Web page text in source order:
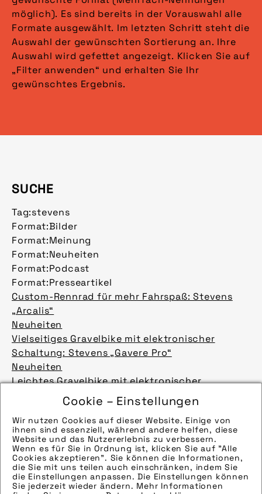
Cookie – Einstellungen
Wir nutzen Cookies auf dieser Website. Einige von
ihnen sind essenziell, während andere helfen, diese
Website und das Nutzererlebnis zu verbessern.
Wenn es für Sie in Ordnung ist, klicken Sie auf "Alle
Cookies akzeptieren". Sie können die Informationen,
die Sie mit uns teilen auch einschränken, indem Sie
die Einstellungen anpassen. Die Einstellungen können
Sie jederzeit wieder ändern. Mehr Informationen
möglich). Es sind bereits in der Vorauswahl alle
Formate ausgewählt. Im letzten Schritt steht die
Auswahl der gewünschten Sortierung an. Ihre
Auswahl wird gefettet angezeigt. Klicken Sie auf
„Filter anwenden“ und erhalten Sie Ihr
gewünschtes Ergebnis.
SUCHE
Tag:stevens
Format:Bilder
Format:Meinung
Format:Neuheiten
Format:Podcast
Format:Presseartikel
Custom-Rennrad für mehr Fahrspaß: Stevens
„Arcalis“
Neuheiten
Vielseitiges Gravelbike mit elektronischer
Schaltung: Stevens „Gavere Pro“
Neuheiten
Leichtes Gravelbike mit elektronischer
Schaltung: Stevens „Camino Pro Di2“
Hinweise zur weiteren Recherche:
Hersteller: Stevens
Bilder
Hinweise zur weiteren Recherche:
Modellname: Arcalismehr laden 9 / 212